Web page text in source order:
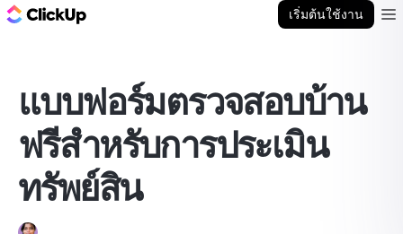
เริ่มต้นใช้งาน
แบบฟอร์มตรวจสอบบ้าน
ฟรีสำหรับการประเมิน
ทรัพย์สิน